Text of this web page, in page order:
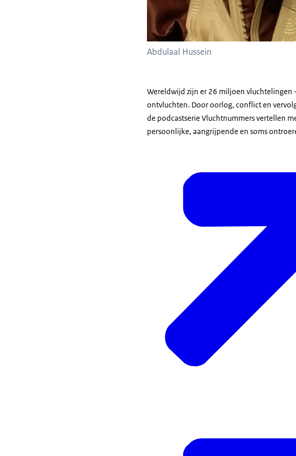
Abdulaal Hussein
Wereldwijd zijn er 26 miljoen vluchtelingen
ontvluchten. Door oorlog, conflict en
de podcastserie Vluchtnummers vertellen
persoonlijke, aangrijpende en soms